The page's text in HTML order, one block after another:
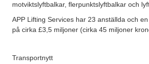
motviktslyftbalkar, flerpunktslyftbalkar och
APP Lifting Services har 23 anställda och
på cirka £3,5 miljoner (cirka 45 miljoner
Transportnytt